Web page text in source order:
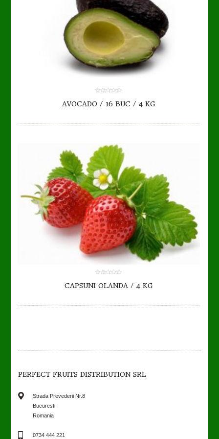
out
of
AVOCADO / 16 BUC / 4 KG
out
of
CAPSUNI OLANDA / 4 KG
PERFECT FRUITS DISTRIBUTION SRL
Strada Prevederii Nr.8
Bucuresti
Romania
0734 444 221